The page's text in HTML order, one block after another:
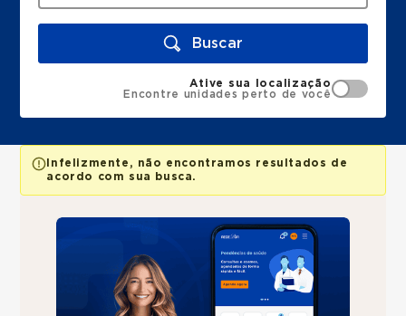
Buscar
Ative sua localização
Encontre unidades perto de você
Infelizmente, não encontramos resultados de
acordo com sua busca.